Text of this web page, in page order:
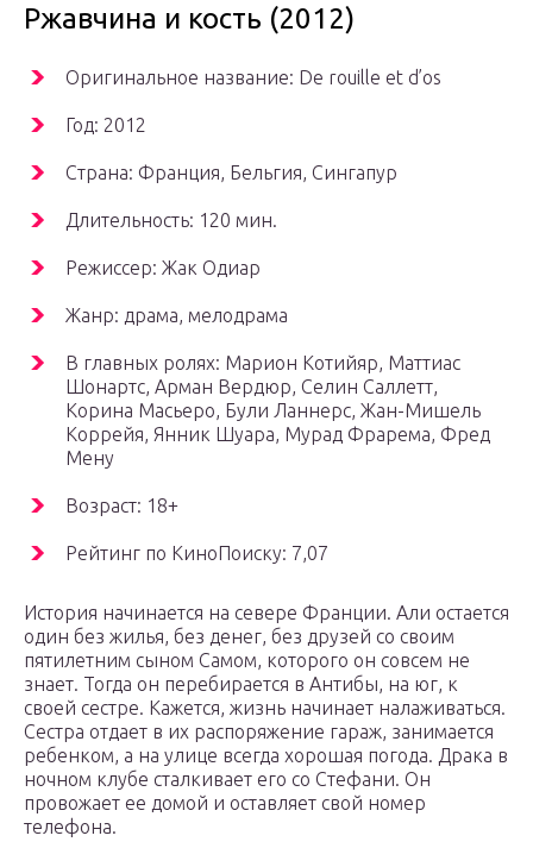
Ржавчина и кость (2012)
Оригинальное название: De rouille et d’os
Год: 2012
Страна: Франция, Бельгия, Сингапур
Длительность: 120 мин.
Режиссер: Жак Одиар
Жанр: драма, мелодрама
В главных ролях: Марион Котийяр, Маттиас
Шонартс, Арман Вердюр, Селин Саллетт,
Корина Масьеро, Були Ланнерс, Жан-Мишель
Коррейя, Янник Шуара, Мурад Фрарема, Фред
Мену
Возраст: 18+
Рейтинг по КиноПоиску: 7,07
История начинается на севере Франции. Али остается
один без жилья, без денег, без друзей со своим
пятилетним сыном Самом, которого он совсем не
знает. Тогда он перебирается в Антибы, на юг, к
своей сестре. Кажется, жизнь начинает налаживаться.
Сестра отдает в их распоряжение гараж, занимается
ребенком, а на улице всегда хорошая погода. Драка в
ночном клубе сталкивает его со Стефани. Он
провожает ее домой и оставляет свой номер
телефона.